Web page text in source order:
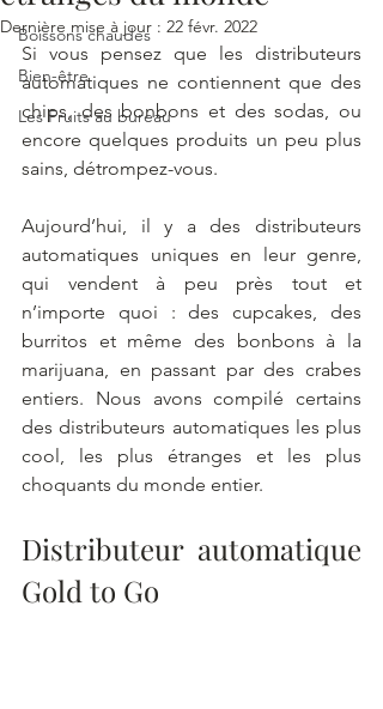
Boissons chaudes
Bien-être
Les Fruits au bureau
Dernière mise à jour : 22 févr. 2022
Si vous pensez que les distributeurs
automatiques ne contiennent que des
chips, des bonbons et des sodas, ou
encore quelques produits un peu plus
sains, détrompez-vous.
Aujourd’hui, il y a des distributeurs
automatiques uniques en leur genre,
qui vendent à peu près tout et
n’importe quoi : des cupcakes, des
burritos et même des bonbons à la
marijuana, en passant par des crabes
entiers. Nous avons compilé certains
des distributeurs automatiques les plus
cool, les plus étranges et les plus
choquants du monde entier.
Distributeur automatique
Gold to Go